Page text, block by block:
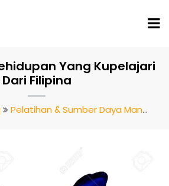
Yang Kupelajari
Dari Filipina
Pelatihan & Sumber Daya Manusia